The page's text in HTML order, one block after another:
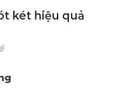
két hiệu quả